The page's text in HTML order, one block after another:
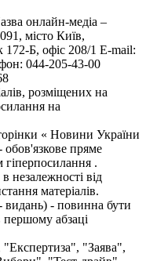
онлайн-медіа –
місто Київ,
Б, офіс 208/1 E-mail:
044-205-43-00
розміщених на
на
« Новини України
обов'язкове пряме
гіперпосилання .
незалежності від
матеріалів.
видань) - повинна бути
першому абзаці
"Заява",